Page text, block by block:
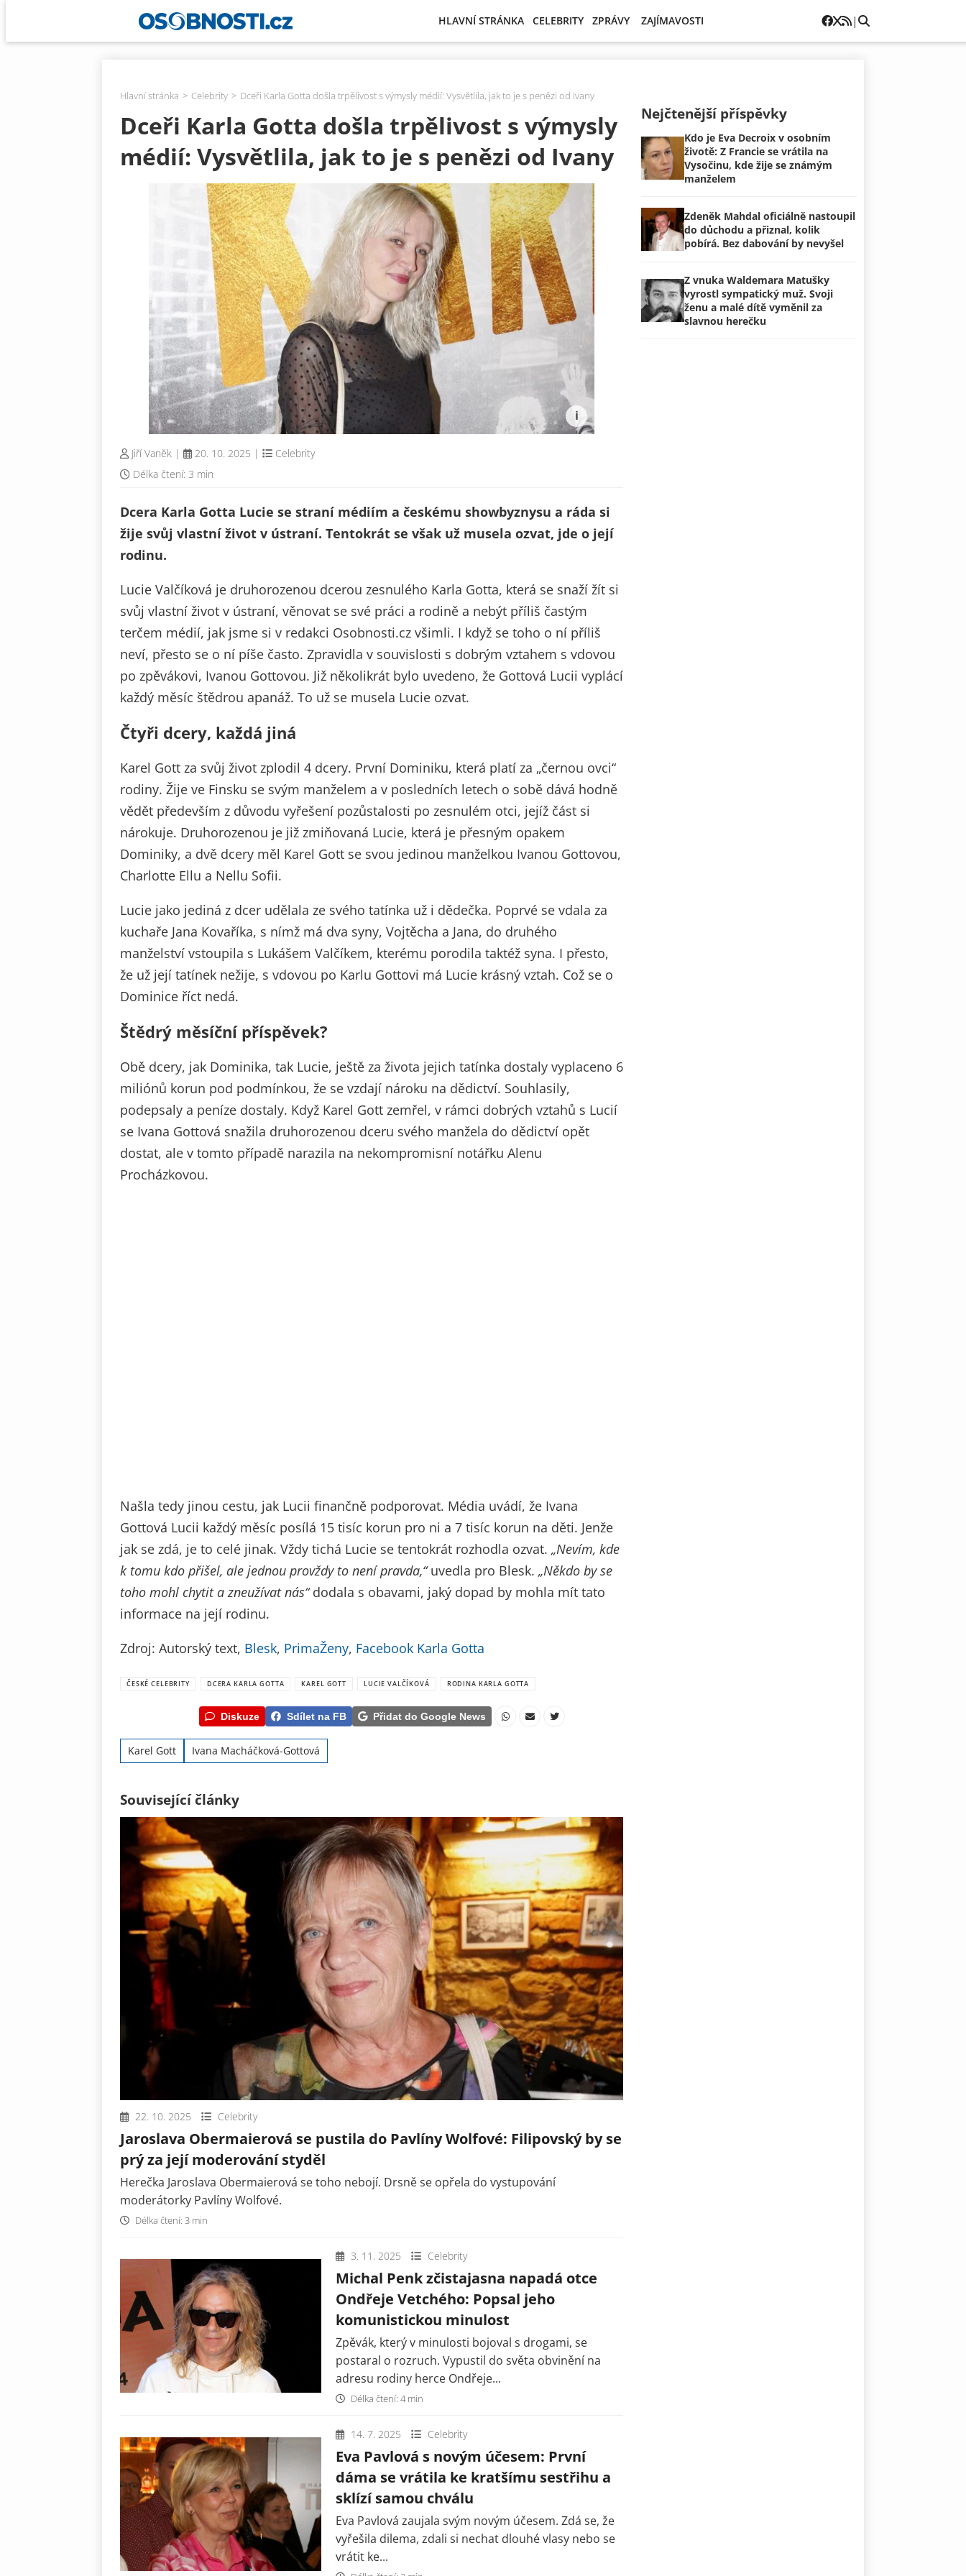
HLAVNÍ STRÁNKA CELEBRITY ZPRÁVY ZAJÍMAVOSTI |
Hlavní stránka Celebrity Dceři Karla Gotta došla trpělivost s výmysly médií: Vysvětlila, jak to je s penězi od Ivany
Dceři Karla Gotta došla trpělivost s výmysly
médií: Vysvětlila, jak to je s penězi od Ivany
Jiří Vaněk | 20. 10. 2025 |
Celebrity
Délka čtení: 3 min
Dcera Karla Gotta Lucie se straní médiím a českému showbyznysu a ráda si
žije svůj vlastní život v ústraní. Tentokrát se však už musela ozvat, jde o její
rodinu.
Lucie Valčíková je druhorozenou dcerou zesnulého Karla Gotta, která se snaží žít si
svůj vlastní život v ústraní, věnovat se své práci a rodině a nebýt příliš častým
terčem médií, jak jsme si v redakci Osobnosti.cz všimli. I když se toho o ní příliš
neví, přesto se o ní píše často. Zpravidla v souvislosti s dobrým vztahem s vdovou
po zpěvákovi, Ivanou Gottovou. Již několikrát bylo uvedeno, že Gottová Lucii vyplácí
každý měsíc štědrou apanáž. To už se musela Lucie ozvat.
Čtyři dcery, každá jiná
Karel Gott za svůj život zplodil 4 dcery. První Dominiku, která platí za „černou ovci“
rodiny. Žije ve Finsku se svým manželem a v posledních letech o sobě dává hodně
vědět především z důvodu vyřešení pozůstalosti po zesnulém otci, jejíž část si
nárokuje. Druhorozenou je již zmiňovaná Lucie, která je přesným opakem
Dominiky, a dvě dcery měl Karel Gott se svou jedinou manželkou Ivanou Gottovou,
Charlotte Ellu a Nellu Sofii.
Lucie jako jediná z dcer udělala ze svého tatínka už i dědečka. Poprvé se vdala za
kuchaře Jana Kovaříka, s nímž má dva syny, Vojtěcha a Jana, do druhého
manželství vstoupila s Lukášem Valčíkem, kterému porodila taktéž syna. I přesto,
že už její tatínek nežije, s vdovou po Karlu Gottovi má Lucie krásný vztah. Což se o
Dominice říct nedá.
Štědrý měsíční příspěvek?
Obě dcery, jak Dominika, tak Lucie, ještě za života jejich tatínka dostaly vyplaceno 6
miliónů korun pod podmínkou, že se vzdají nároku na dědictví. Souhlasily,
podepsaly a peníze dostaly. Když Karel Gott zemřel, v rámci dobrých vztahů s Lucií
se Ivana Gottová snažila druhorozenou dceru svého manžela do dědictví opět
dostat, ale v tomto případě narazila na nekompromisní notářku Alenu
Procházkovou.
Našla tedy jinou cestu, jak Lucii finančně podporovat. Média uvádí, že Ivana
Gottová Lucii každý měsíc posílá 15 tisíc korun pro ni a 7 tisíc korun na děti. Jenže
jak se zdá, je to celé jinak. Vždy tichá Lucie se tentokrát rozhodla ozvat. „Nevím, kde
k tomu kdo přišel, ale jednou provždy to není pravda,“uvedla pro Blesk. „Někdo by se
toho mohl chytit a zneužívat nás“dodala s obavami, jaký dopad by mohla mít tato
informace na její rodinu.
Zdroj: Autorský text, Blesk, PrimaŽeny, Facebook Karla Gotta
ČESKÉ CELEBRITY DCERA KARLA GOTTA KAREL GOTT LUCIE VALČÍKOVÁ RODINA KARLA GOTTA
Diskuze Sdílet na FB Přidat do Google News
Karel Gott Ivana Macháčková-Gottová
Související články
22. 10. 2025 Celebrity
Jaroslava Obermaierová se pustila do Pavlíny Wolfové: Filipovský by se
prý za její moderování styděl
Herečka Jaroslava Obermaierová se toho nebojí. Drsně se opřela do vystupování
moderátorky Pavlíny Wolfové.
Délka čtení: 3 min
3. 11. 2025 Celebrity
Michal Penk zčistajasna napadá otce
Ondřeje Vetchého: Popsal jeho
komunistickou minulost
Zpěvák, který v minulosti bojoval s drogami, se
postaral o rozruch. Vypustil do světa obvinění na
adresu rodiny herce Ondřeje...
Délka čtení: 4 min
14. 7. 2025 Celebrity
Eva Pavlová s novým účesem: První
dáma se vrátila ke kratšímu sestřihu a
sklízí samou chválu
Eva Pavlová zaujala svým novým účesem. Zdá se, že
vyřešila dilema, zdali si nechat dlouhé vlasy nebo se
vrátit ke...
Nejčtenější příspěvky
Kdo je Eva Decroix v osobním
životě: Z Francie se vrátila na
Vysočinu, kde žije se známým
manželem
Zdeněk Mahdal oficiálně nastoupil
do důchodu a přiznal, kolik
pobírá. Bez dabování by nevyšel
Z vnuka Waldemara Matušky
vyrostl sympatický muž. Svoji
ženu a malé dítě vyměnil za
slavnou herečku